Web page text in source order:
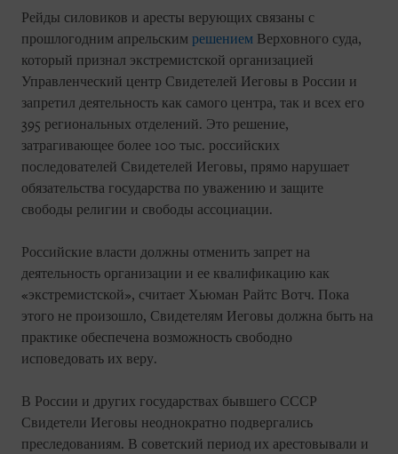
Рейды силовиков и аресты верующих связаны с
прошлогодним апрельским решением Верховного суда,
который признал экстремистской организацией
Управленческий центр Свидетелей Иеговы в России и
запретил деятельность как самого центра, так и всех его
395 региональных отделений. Это решение,
затрагивающее более 100 тыс. российских
последователей Свидетелей Иеговы, прямо нарушает
обязательства государства по уважению и защите
свободы религии и свободы ассоциации.
Российские власти должны отменить запрет на
деятельность организации и ее квалификацию как
«экстремистской», считает Хьюман Райтс Вотч. Пока
этого не произошло, Свидетелям Иеговы должна быть на
практике обеспечена возможность свободно
исповедовать их веру.
В России и других государствах бывшего СССР
Свидетели Иеговы неоднократно подвергались
преследованиям. В советский период их арестовывали и